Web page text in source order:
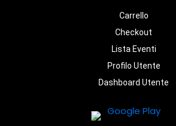
Carrello
Checkout
Lista Eventi
Profilo Utente
Dashboard Utente